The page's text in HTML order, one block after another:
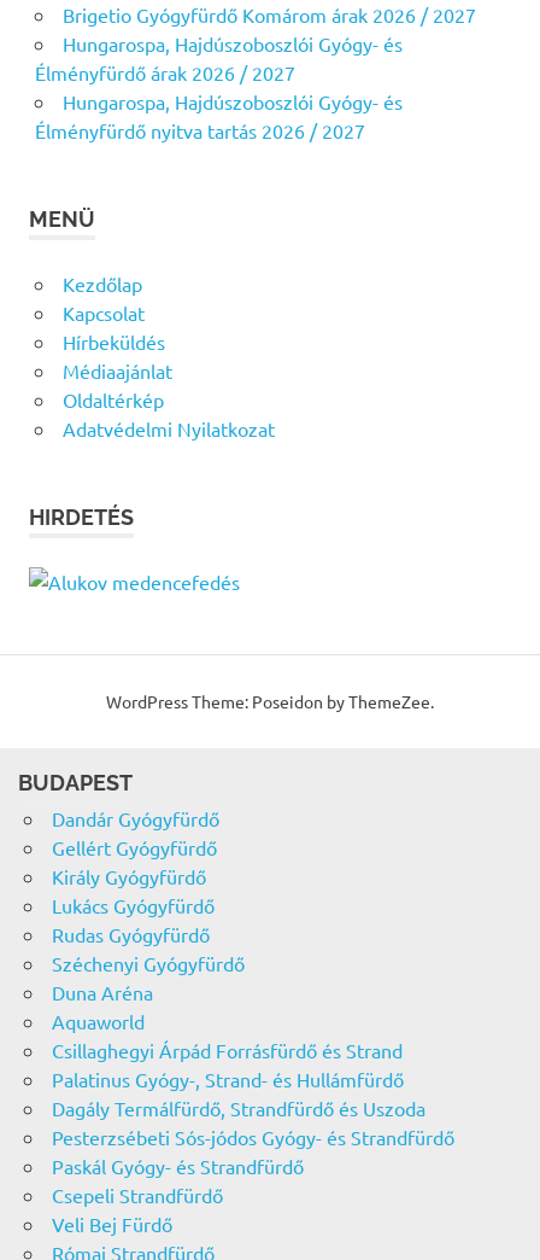
Brigetio Gyógyfürdő Komárom árak 2026 / 2027
Hungarospa, Hajdúszoboszlói Gyógy- és
Élményfürdő árak 2026 / 2027
Hungarospa, Hajdúszoboszlói Gyógy- és
Élményfürdő nyitva tartás 2026 / 2027
MENÜ
Kezdőlap
Kapcsolat
Hírbeküldés
Médiaajánlat
Oldaltérkép
Adatvédelmi Nyilatkozat
HIRDETÉS
WordPress Theme: Poseidon by ThemeZee.
BUDAPEST
Dandár Gyógyfürdő
Gellért Gyógyfürdő
Király Gyógyfürdő
Lukács Gyógyfürdő
Rudas Gyógyfürdő
Széchenyi Gyógyfürdő
Duna Aréna
Aquaworld
Csillaghegyi Árpád Forrásfürdő és Strand
Palatinus Gyógy-, Strand- és Hullámfürdő
Dagály Termálfürdő, Strandfürdő és Uszoda
Pesterzsébeti Sós-jódos Gyógy- és Strandfürdő
Paskál Gyógy- és Strandfürdő
Csepeli Strandfürdő
Veli Bej Fürdő
Római Strandfürdő